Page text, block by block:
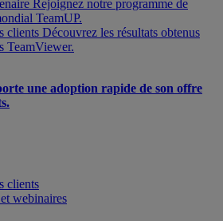
Rejoignez notre programme de
TeamUP.
clients Découvrez les résultats obtenus
TeamViewer.
une adoption rapide de son offre
clients
webinaires